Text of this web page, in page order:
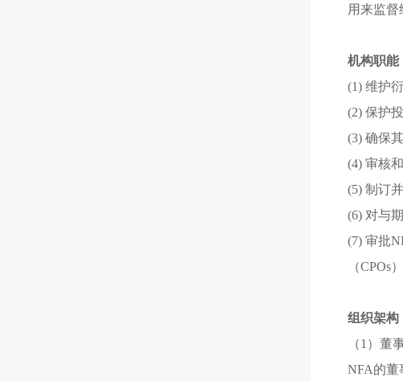
用来监
机构职能
(1) 维护
(2) 保护
(3) 确保
(4) 审核
(5) 制订
(6) 对与
(7) 审批
（CPOs
组织架构
（1）董
NFA的董